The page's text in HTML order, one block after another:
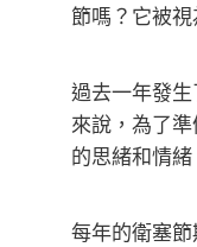
節嗎？它被
過去一年發
來說，為了
的思緒和情
每年的衛塞